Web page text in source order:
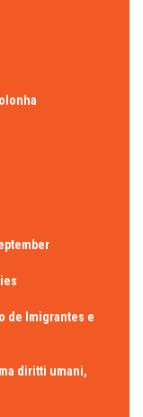
de Imigrantes e
diritti umani,